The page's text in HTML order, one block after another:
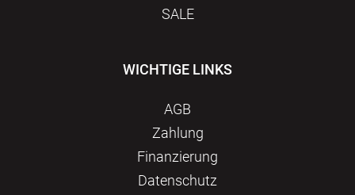
SALE
WICHTIGE LINKS
AGB
Zahlung
Finanzierung
Datenschutz